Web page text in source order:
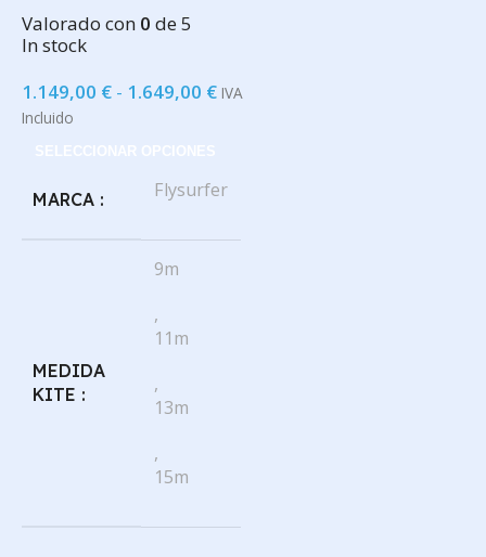
Valorado con 0 de 5
In stock
1.149,00 € - 1.649,00 € IVA
Incluido
SELECCIONAR OPCIONES
MARCA Flysurfer
MEDIDA
KITE
9m
,
11m
,
13m
,
15m